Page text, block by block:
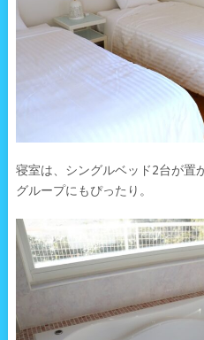
寝室は、シングルベッド2台が置
グループにもぴったり。